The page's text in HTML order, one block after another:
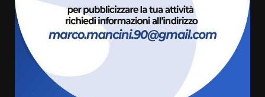
9 Agosto 2026 07:32
Serie D, l’Us Fasano non molla e
conferma di voler ricorrere per
ottenere l’iscrizione